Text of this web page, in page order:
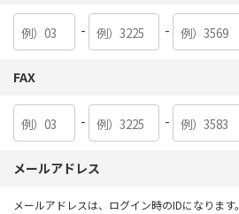
- -
FAX
- -
メールアドレス
メールアドレスは、ログイン時のIDになります。